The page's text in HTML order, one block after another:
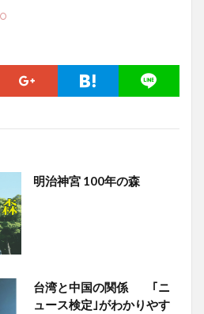
明治神宮 100年の森
台湾と中国の関係 ｢ニ
ュース検定｣がわかりやす